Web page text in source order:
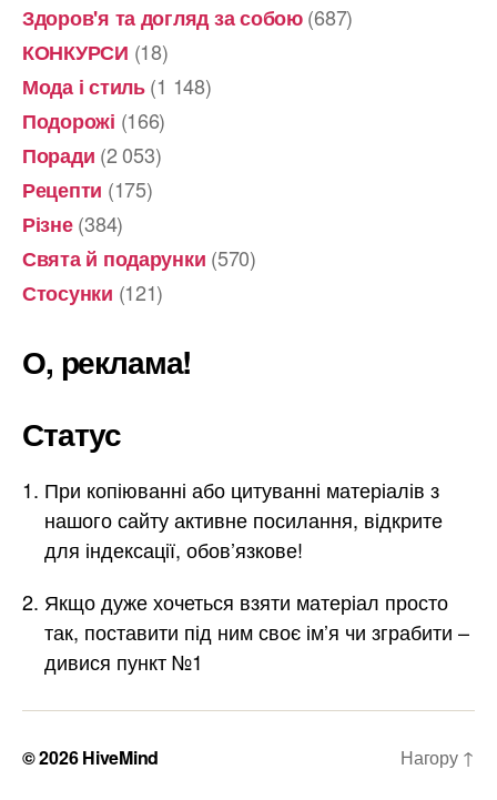
Здоров'я та догляд за собою(687)
КОНКУРСИ (18)
Мода і стиль(1 148)
Подорожі (166)
Поради (2 053)
Рецепти (175)
Різне(384)
Свята й подарунки (570)
Стосунки (121)
О, реклама!
Статус
При копіюванні або цитуванні матеріалів з
нашого сайту активне посилання, відкрите
для індексації, обов’язкове!
Якщо дуже хочеться взяти матеріал просто
так, поставити під ним своє ім’я чи зграбити –
дивися пункт №1
© 2026HiveMind Нагору ↑